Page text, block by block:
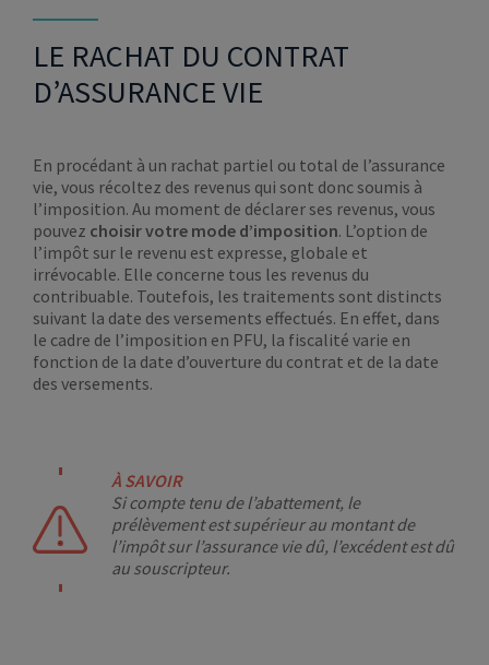
LE RACHAT DU CONTRAT
D’ASSURANCE VIE
En procédant à un rachat partiel ou total de l’assurance
vie, vous récoltez des revenus qui sont donc soumis à
l’imposition. Au moment de déclarer ses revenus, vous
pouvez choisir votre mode d’imposition. L’option de
l’impôt sur le revenu est expresse, globale et
irrévocable. Elle concerne tous les revenus du
contribuable. Toutefois, les traitements sont distincts
suivant la date des versements effectués. En effet, dans
le cadre de l’imposition en PFU, la fiscalité varie en
fonction de la date d’ouverture du contrat et de la date
des versements.
À SAVOIR
Si compte tenu de l’abattement, le
prélèvement est supérieur au montant de
l’impôt sur l’assurance vie dû, l’excédent est dû
au souscripteur.